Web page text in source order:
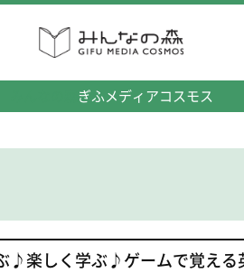
ぎふメディアコスモス
♪楽しく学ぶ♪ゲームで覚える